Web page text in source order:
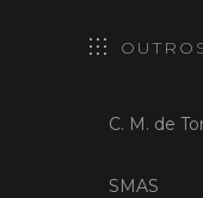
C. M. de
SMAS